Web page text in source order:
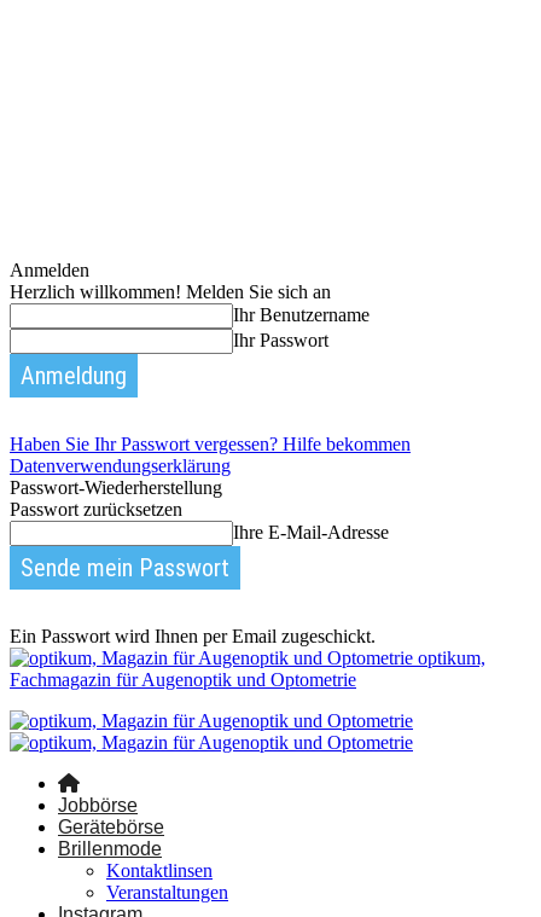
Anmelden
Herzlich willkommen! Melden Sie sich an
Ihr Benutzername
Ihr Passwort
Haben Sie Ihr Passwort vergessen? Hilfe bekommen
Datenverwendungserklärung
Passwort-Wiederherstellung
Passwort zurücksetzen
Ihre E-Mail-Adresse
Ein Passwort wird Ihnen per Email zugeschickt.
optikum,
Fachmagazin für Augenoptik und Optometrie
Jobbörse
Gerätebörse
Brillenmode
Kontaktlinsen
Veranstaltungen